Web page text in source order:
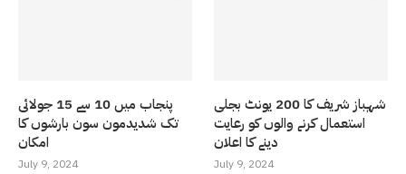
پنجاب میں 10 سے 15 جولائی
تک شدیدمون سون بارشوں کا
امکان
July 9, 2024
شہباز شریف کا 200 یونٹ بجلی
استعمال کرنے والوں کو رعایت
دینے کا اعلان
July 9, 2024